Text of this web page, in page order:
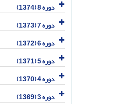
دوره 8 (1374)
دوره 7 (1373)
دوره 6 (1372)
دوره 5 (1371)
دوره 4 (1370)
دوره 3 (1369)